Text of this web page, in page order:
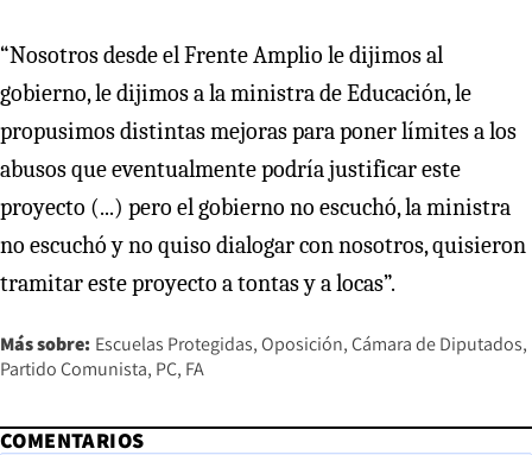
“Nosotros desde el Frente Amplio le dijimos al
gobierno, le dijimos a la ministra de Educación, le
propusimos distintas mejoras para poner límites a los
abusos que eventualmente podría justificar este
proyecto (...) pero el gobierno no escuchó, la ministra
no escuchó y no quiso dialogar con nosotros, quisieron
tramitar este proyecto a tontas y a locas”.
Más sobre: Escuelas Protegidas Oposición Cámara de Diputados
Partido Comunista PC FA
COMENTARIOS